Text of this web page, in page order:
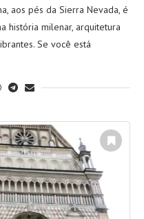
aos pés da Sierra Nevada, é
história milenar, arquitetura
Se você está